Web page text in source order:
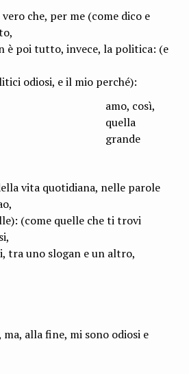
che, per me (come dico e
è poi tutto, invece, la politica: (e
odiosi, e il mio perché):
amo, così,
quella
grande
vita quotidiana, nelle parole
(come quelle che ti trovi
tra uno slogan e un altro,
ma, alla fine, mi sono odiosi e